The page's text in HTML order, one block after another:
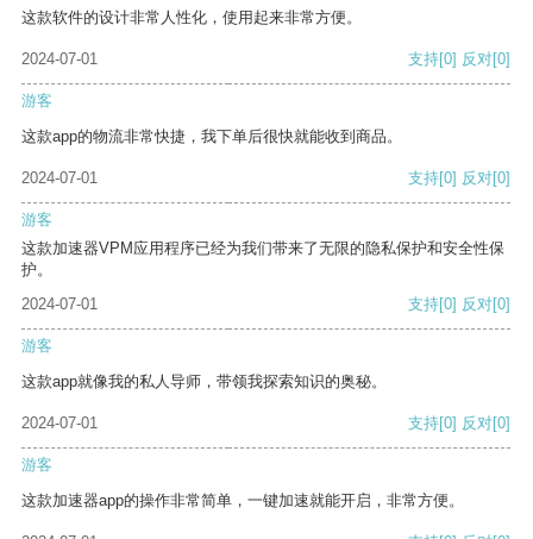
这款软件的设计非常人性化，使用起来非常方便。
2024-07-01 支持[0] 反对[0]
游客
这款app的物流非常快捷，我下单后很快就能收到商品。
2024-07-01 支持[0] 反对[0]
游客
这款加速器VPM应用程序已经为我们带来了无限的隐私保护和安全性保
护。
2024-07-01
支持[0] 反对[0]
游客
这款app就像我的私人导师，带领我探索知识的奥秘。
2024-07-01 支持[0] 反对[0]
游客
这款加速器app的操作非常简单，一键加速就能开启，非常方便。